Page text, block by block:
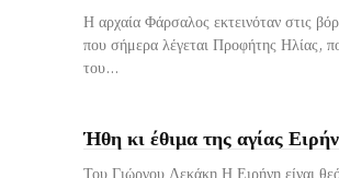
Η αρχαία Φάρσαλος εκτεινόταν στις
που σήμερα λέγεται Προφήτης Ηλίας,
του...
Ήθη κι έθιμα της αγίας
Του Γιώργου Λεκάκη Η Ειρήνη είναι